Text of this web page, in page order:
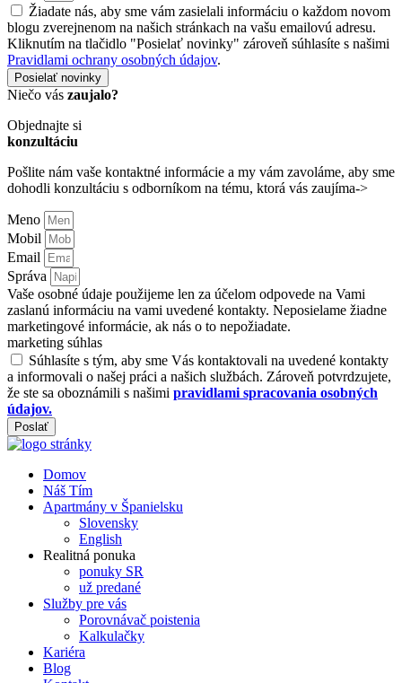
Žiadate nás, aby sme vám zasielali informáciu o každom novom
blogu zverejnenom na našich stránkach na vašu emailovú adresu.
Kliknutím na tlačidlo "Posielať novinky" zároveň súhlasíte s našimi
Pravidlami ochrany osobných údajov.
Posielať novinky
Niečo vás zaujalo?
Objednajte si
konzultáciu
Pošlite nám vaše kontaktné informácie a my vám zavoláme, aby sme
dohodli konzultáciu s odborníkom na tému, ktorá vás zaujíma->
Meno
Mobil
Email
Správa
Vaše osobné údaje použijeme len za účelom odpovede na Vami
zaslanú informáciu na vami uvedené kontakty. Neposielame žiadne
marketingové informácie, ak nás o to nepožiadate.
marketing súhlas
Súhlasíte s tým, aby sme Vás kontaktovali na uvedené kontakty
a informovali o našej práci a našich službách. Zároveň potvrdzujete,
že ste sa oboznámili s našimi pravidlami spracovania osobných
údajov.
Poslať
Domov
Náš Tím
Apartmány v Španielsku
Slovensky
English
Realitná ponuka
ponuky SR
už predané
Služby pre vás
Porovnávač poistenia
Kalkulačky
Kariéra
Blog